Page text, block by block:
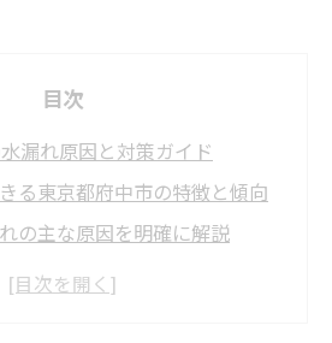
目次
漏れ原因と対策ガイド
る東京都府中市の特徴と傾向
の主な原因を明確に解説
水漏れリスクと早期発見策